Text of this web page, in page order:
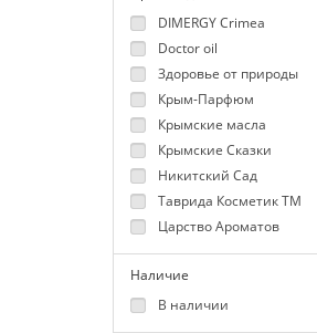
DIMERGY Crimea
Doctor oil
Здоровье от природы
Крым-Парфюм
Крымские масла
Крымские Сказки
Никитский Сад
Таврида Косметик ТМ
Царство Ароматов
Наличие
В наличии